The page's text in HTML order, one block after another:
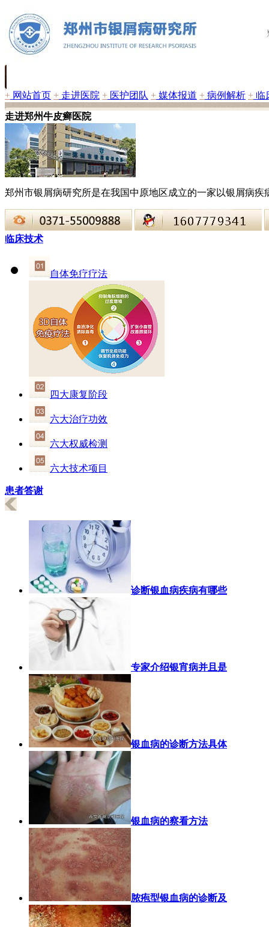
+ 网站首页 + 走进医院 + 医护团队 + 媒体报道 + 病例解析 + 临
走进郑州牛皮癣医院
郑州市银屑病研究所是在我国中原地区成立的一家以银屑病疾
临床技术
自体免疗疗法
四大康复阶段
六大治疗功效
六大权威检测
六大技术项目
患者答谢
诊断银血病疾病有哪些
专家介绍银宵病并且是
银血病的诊断方法具体
银血病的察看方法
脓疱型银血病的诊断及